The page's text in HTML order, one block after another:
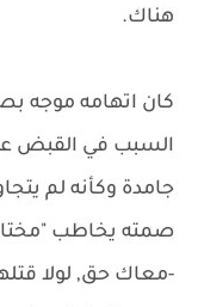
هناك.
كان اتهامه موجه
السبب في القبض
جامدة وكأنه لم
صمته يخاطب
-معاك حق, لولا